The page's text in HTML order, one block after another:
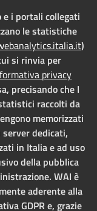
e i portali collegati
le statistiche
)
si rinvia per
privacy
precisando che I
raccolti da
memorizzati
server dedicati,
in Italia e ad uso
della pubblica
WAI è
aderente alla
GDPR e, grazie